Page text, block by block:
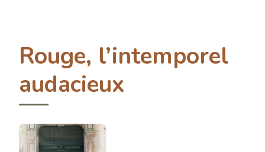
Rouge, l’intemporel
audacieux